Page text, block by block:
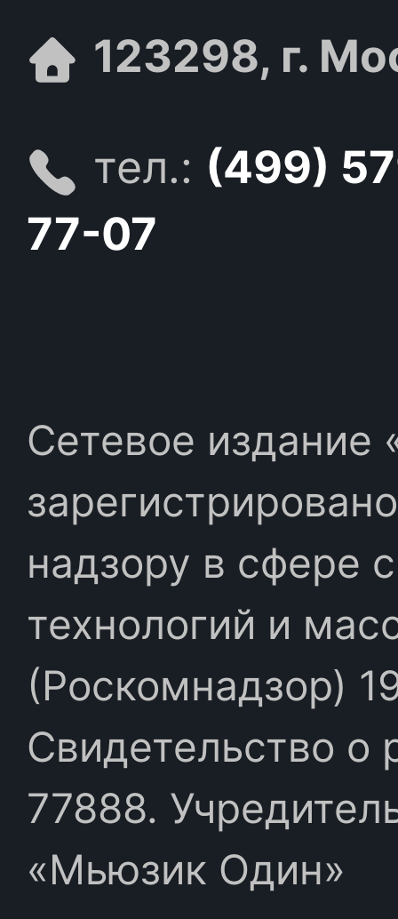
123298, г.
тел.: (499)
77-07
Сетевое издание
надзору в сфере
технологий и
(Роскомнадзор)
Свидетельство
77888.
«Мьюзик Один»